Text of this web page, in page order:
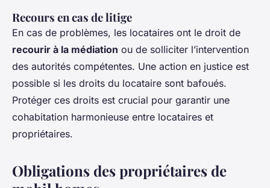
Recours en cas de litige
En cas de problèmes, les locataires ont le droit de
recourir à la médiation ou de solliciter l’intervention
des autorités compétentes. Une action en justice est
possible si les droits du locataire sont bafoués.
Protéger ces droits est crucial pour garantir une
cohabitation harmonieuse entre locataires et
propriétaires.
Obligations des propriétaires de